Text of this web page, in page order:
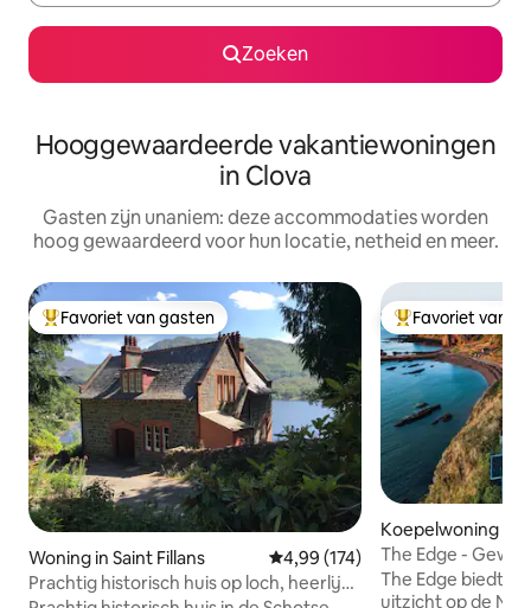
Zoeken
Hooggewaardeerde vakantiewoningen
in Clova
Gasten zijn unaniem: deze accommodaties worden
hoog gewaardeerd voor hun locatie, netheid en meer.
Topfavoriet van gasten
Favoriet van gasten
Woning in Saint Fillans Gemiddelde beoordeling van
4,99 (174)
Prachtig historisch huis op loch, heerlijk
Topfavoriet van
Favoriet van
Koepelwoning in
The Edge -
kliffen van 140
The Edge biedt
uitzicht op de